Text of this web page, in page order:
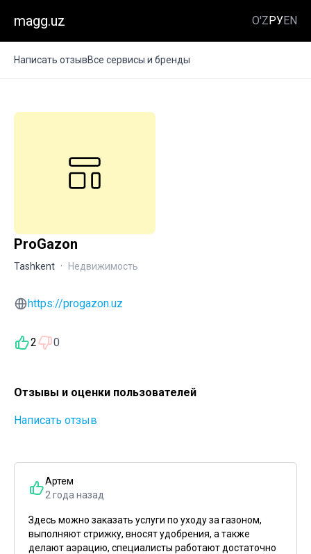
magg.uz O'ZРУEN
Написать отзывВсе сервисы и бренды
ProGazon
Tashkent · Недвижимость
https://progazon.uz
2 0
Отзывы и оценки пользователей
Написать отзыв
Артем
2 года назад
Здесь можно заказать услуги по уходу за газоном,
выполняют стрижку, вносят удобрения, а также
делают аэрацию, специалисты работают достаточно